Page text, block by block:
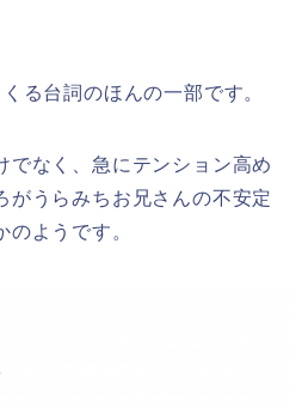
る台詞のほんの一部です。
でなく、急にテンション高め
がうらみちお兄さんの不安定
ようです。